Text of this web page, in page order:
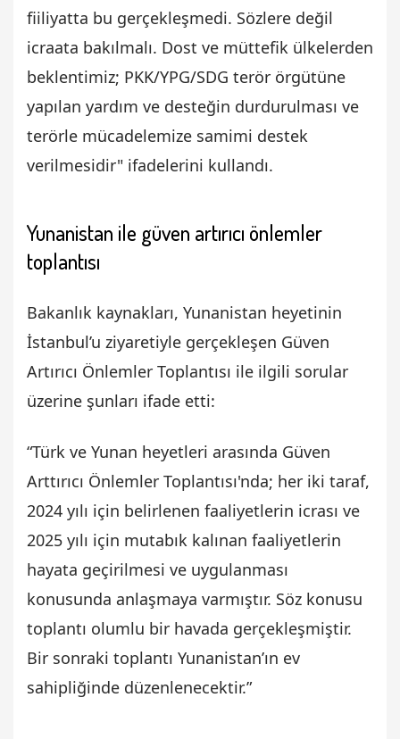
fiiliyatta bu gerçekleşmedi. Sözlere değil
icraata bakılmalı. Dost ve müttefik ülkelerden
beklentimiz; PKK/YPG/SDG terör örgütüne
yapılan yardım ve desteğin durdurulması ve
terörle mücadelemize samimi destek
verilmesidir" ifadelerini kullandı.
Yunanistan ile güven artırıcı önlemler
toplantısı
Bakanlık kaynakları, Yunanistan heyetinin
İstanbul’u ziyaretiyle gerçekleşen Güven
Artırıcı Önlemler Toplantısı ile ilgili sorular
üzerine şunları ifade etti:
“Türk ve Yunan heyetleri arasında Güven
Arttırıcı Önlemler Toplantısı'nda; her iki taraf,
2024 yılı için belirlenen faaliyetlerin icrası ve
2025 yılı için mutabık kalınan faaliyetlerin
hayata geçirilmesi ve uygulanması
konusunda anlaşmaya varmıştır. Söz konusu
toplantı olumlu bir havada gerçekleşmiştir.
Bir sonraki toplantı Yunanistan’ın ev
sahipliğinde düzenlenecektir.”